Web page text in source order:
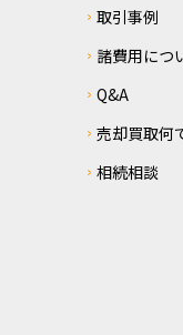
取引事例
諸費用につ
Q&A
売却買取何
相続相談